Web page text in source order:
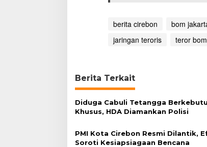
h
a
n
a
k
berita cirebon bom
jaringan teroris
teror bom
Berita Terkait
Diduga Cabuli Tetangga
Khusus, HDA Diamankan Polisi
PMI Kota Cirebon Resmi Dilantik,
Soroti Kesiapsiagaan Bencana